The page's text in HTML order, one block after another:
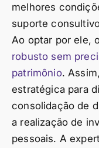
melhores
suporte
Ao optar por ele,
robusto sem
patrimônio.
estratégica para
consolidação de
a realização de
pessoais. A